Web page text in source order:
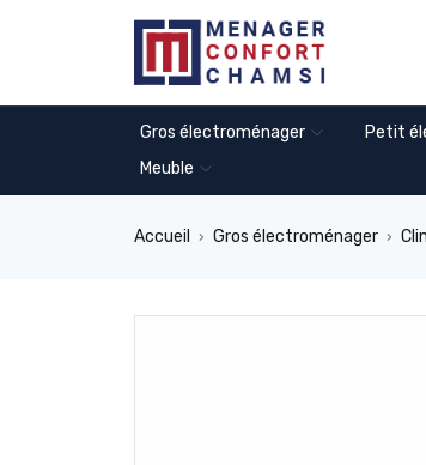
Gros électroménager Petit
Meuble
Accueil › Gros électroménager ›